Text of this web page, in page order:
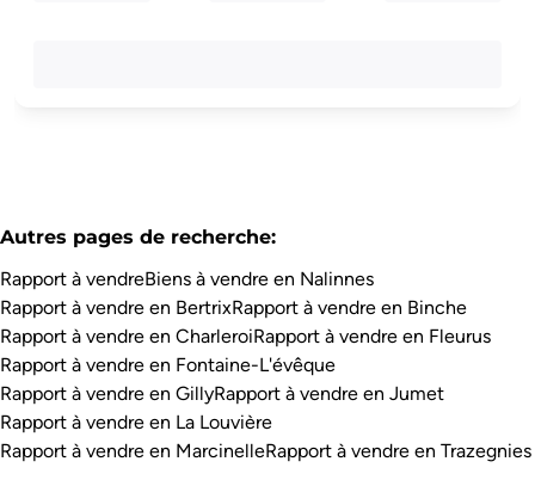
Autres pages de recherche:
Rapport à vendreBiens à vendre en Nalinnes
Rapport à vendre en BertrixRapport à vendre en Binche
Rapport à vendre en CharleroiRapport à vendre en Fleurus
Rapport à vendre en Fontaine-L'évêque
Rapport à vendre en GillyRapport à vendre en Jumet
Rapport à vendre en La Louvière
Rapport à vendre en MarcinelleRapport à vendre en Trazegnies